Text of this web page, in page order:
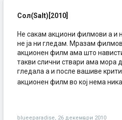
Сол(Salt)[2010]
Не сакам акциони филмови а и
не ја ни гледам. Мразам
акционен филм ама што
такви слични ствари ама мора
гледала а и после вашиве
акционен филм во кој нема
blueeparadise, 26 декември 2010